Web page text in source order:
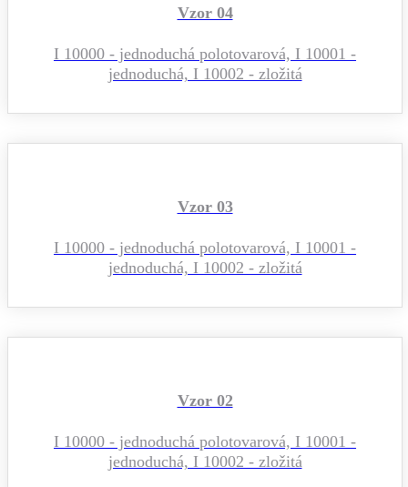
Vzor 04
I 10000 - jednoduchá polotovarová, I 10001 -
jednoduchá, I 10002 - zložitá
Vzor 03
I 10000 - jednoduchá polotovarová, I 10001 -
jednoduchá, I 10002 - zložitá
Vzor 02
I 10000 - jednoduchá polotovarová, I 10001 -
jednoduchá, I 10002 - zložitá